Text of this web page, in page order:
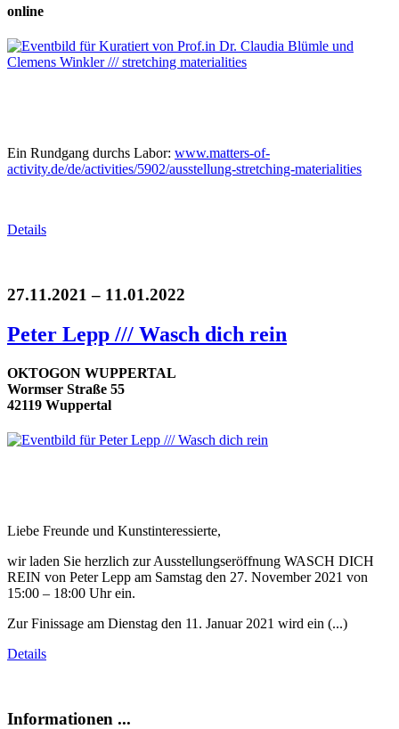
online
Ein Rundgang durchs Labor: www.matters-of-
activity.de/de/activities/5902/ausstellung-stretching-materialities
Details
27.11.2021 – 11.01.2022
Peter Lepp /// Wasch dich rein
OKTOGON WUPPERTAL
Wormser Straße 55
42119 Wuppertal
Liebe Freunde und Kunstinteressierte,
wir laden Sie herzlich zur Ausstellungseröffnung WASCH DICH
REIN von Peter Lepp am Samstag den 27. November 2021 von
15:00 – 18:00 Uhr ein.
Zur Finissage am Dienstag den 11. Januar 2021 wird ein (...)
Details
Informationen ...